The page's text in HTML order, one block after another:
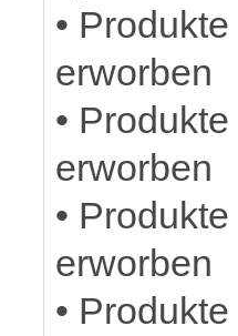
•
erworben
•
erworben
•
erworben
•